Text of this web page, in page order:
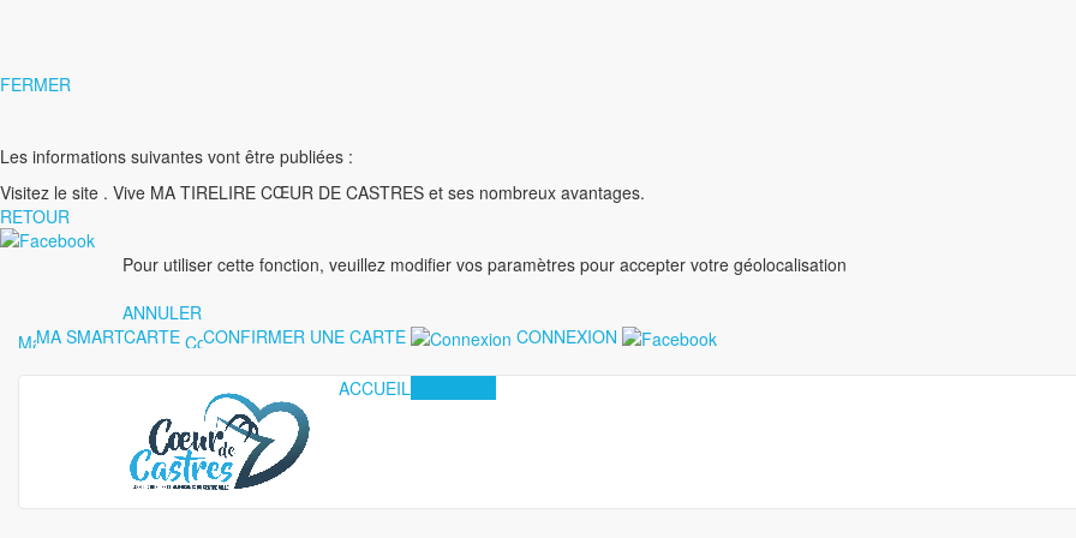
FERMER
Les informations suivantes vont être publiées :
Visitez le site . Vive MA TIRELIRE CŒUR DE CASTRES et ses nombreux avantages.
RETOUR
Pour utiliser cette fonction, veuillez modifier vos paramètres pour accepter votre géolocalisation
ANNULER
MA SMARTCARTE
CONFIRMER UNE CARTE CONNEXION
ACCUEIL